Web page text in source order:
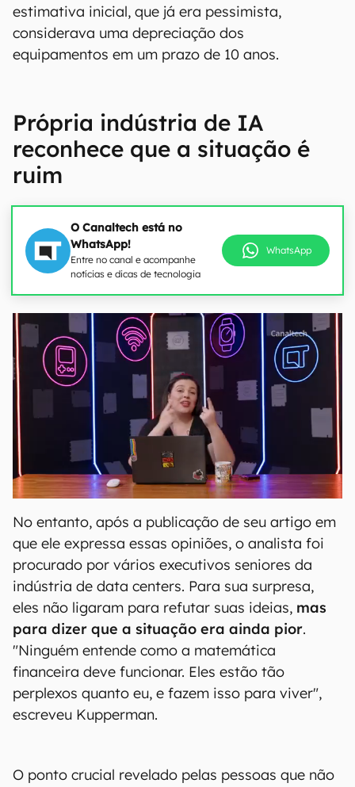
estimativa inicial, que já era pessimista,
considerava uma depreciação dos
equipamentos em um prazo de 10 anos.
Própria indústria de IA
reconhece que a situação é
ruim
O Canaltech está no
WhatsApp!
Entre no canal e acompanhe
notícias e dicas de tecnologia
WhatsApp
No entanto, após a publicação de seu artigo em
que ele expressa essas opiniões, o analista foi
procurado por vários executivos seniores da
indústria de data centers. Para sua surpresa,
eles não ligaram para refutar suas ideias, mas
para dizer que a situação era ainda pior.
"Ninguém entende como a matemática
financeira deve funcionar. Eles estão tão
perplexos quanto eu, e fazem isso para viver",
escreveu Kupperman.
O ponto crucial revelado pelas pessoas que não